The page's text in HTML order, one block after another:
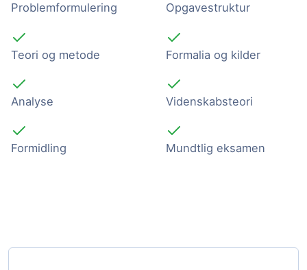
Problemformulering
Teori og metode
Analyse
Formidling
Opgavestruktur
Formalia og kilder
Videnskabsteori
Mundtlig eksamen